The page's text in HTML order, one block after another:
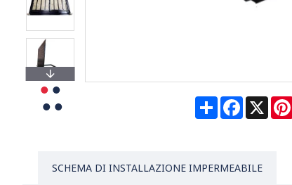
ShareFacebook
X
SCHEMA DI INSTALLAZIONE IMPERMEABILE